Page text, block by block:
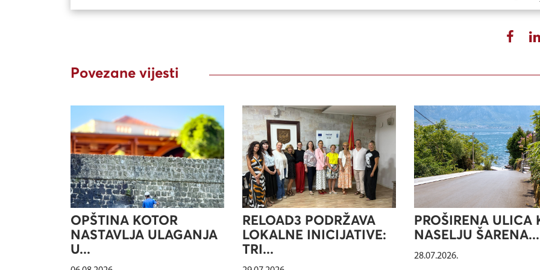
Povezane vijesti
OPŠTINA KOTOR
NASTAVLJA ULAGANJA
U...
RELOAD3 PODRŽAVA
LOKALNE INICIJATIVE:
TRI...
PROŠIRENA ULICA
NASELJU ŠARENA...
28.07.2026.